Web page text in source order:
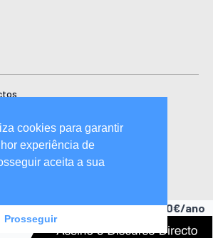
editoriais e código de conduta
de ser assinante.A partir de 15,90€/ano
cookies para garantir
experiência de
aceita a sua
Prosseguir